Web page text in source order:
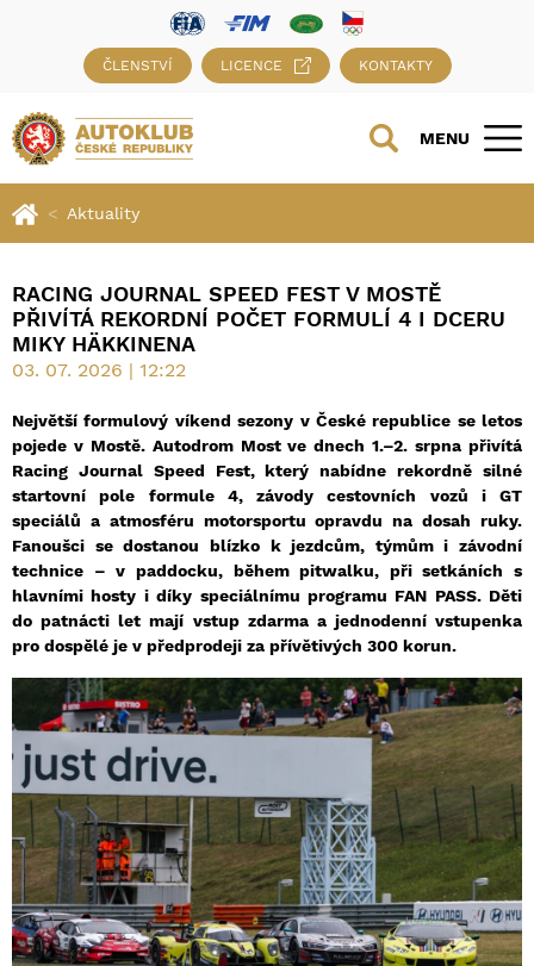
ČLENSTVÍ LICENCE KONTAKTY
MENU
Aktuality
RACING JOURNAL SPEED FEST V MOSTĚ
PŘIVÍTÁ REKORDNÍ POČET FORMULÍ 4 I DCERU
MIKY HÄKKINENA
03. 07. 2026 | 12:22
Největší formulový víkend sezony v České republice se letos
pojede v Mostě. Autodrom Most ve dnech 1.–2. srpna přivítá
Racing Journal Speed Fest, který nabídne rekordně silné
startovní pole formule 4, závody cestovních vozů i GT
speciálů a atmosféru motorsportu opravdu na dosah ruky.
Fanoušci se dostanou blízko k jezdcům, týmům i závodní
technice – v paddocku, během pitwalku, při setkáních s
hlavními hosty i díky speciálnímu programu FAN PASS. Děti
do patnácti let mají vstup zdarma a jednodenní vstupenka
pro dospělé je v předprodeji za přívětivých 300 korun.